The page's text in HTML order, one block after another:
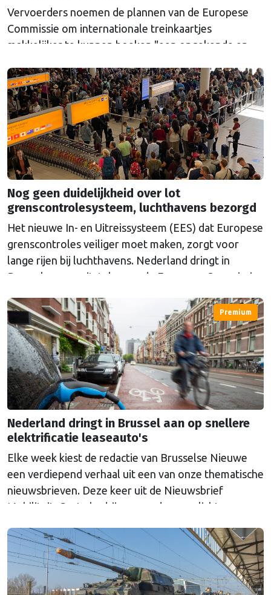
Vervoerders noemen de plannen van de Europese
Commissie om internationale treinkaartjes
makkelijker te kunnen boeken "een ongekende en
dit keer te groot om het voorstel nog tegen te
houden.
Nog geen duidelijkheid over lot
grenscontrolesysteem, luchthavens bezorgd
Het nieuwe In- en Uitreissysteem (EES) dat Europese
grenscontroles veiliger moet maken, zorgt voor
lange rijen bij luchthavens. Nederland dringt in
Brussel aan op uitstel, maar de Europese Commissie
Premium
Nederland dringt in Brussel aan op snellere
elektrificatie leaseauto's
Elke week kiest de redactie van Brusselse Nieuwe
een verdiepend verhaal uit een van onze thematische
nieuwsbrieven. Deze keer uit de Nieuwsbrief
Mobiliteit. Grote bedrijven worden verplicht om
zijn volgens Nederland echter niet ambitieus genoeg.